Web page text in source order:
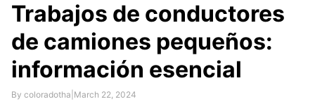
Trabajos de conductores
de camiones pequeños:
información esencial
By coloradotha March 22, 2024